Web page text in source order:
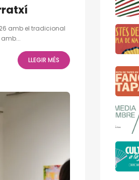
amb el tradicional
LLEGIR MÉS